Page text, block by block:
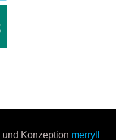
und Konzeption merryll